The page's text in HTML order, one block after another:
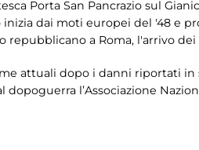
Porta San Pancrazio sul
dai moti europei del '48 e
repubblicano a Roma, l'arrivo
attuali dopo i danni riportati
l’Associazione